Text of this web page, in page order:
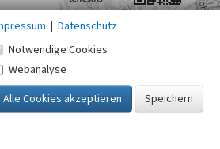
Zugehörig zu 1
Kulturlandschaftsbereiche (KLBs)
| Datenschutz
Notwendige Cookies
Webanalyse